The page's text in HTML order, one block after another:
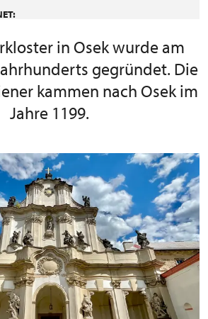
in Osek wurde am
gegründet. Die
kammen nach Osek im
Jahre 1199.